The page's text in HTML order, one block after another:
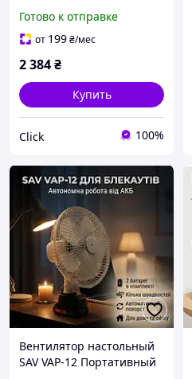
аккумуляторный 20000
мАч с пультом и LED
Готово к отправке
от 199₴/мес
2 384₴
Купить
Click 100%
Вентилятор настольный
SAV VAP-12 Портативный